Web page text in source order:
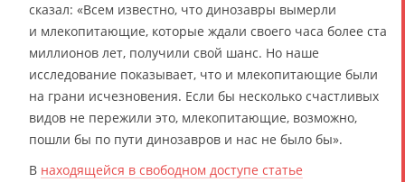
сказал: «Всем известно, что динозавры вымерли
и млекопитающие, которые ждали своего часа более ста
миллионов лет, получили свой шанс. Но наше
исследование показывает, что и млекопитающие были
на грани исчезновения. Если бы несколько счастливых
видов не пережили это, млекопитающие, возможно,
пошли бы по пути динозавров и нас не было бы».
В находящейся в свободном доступе статье